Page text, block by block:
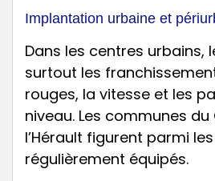
Implantation urbaine et
Dans les centres urbains,
surtout les
rouges, la vitesse et les
niveau. Les communes
l’Hérault figurent parmi
régulièrement équipés.